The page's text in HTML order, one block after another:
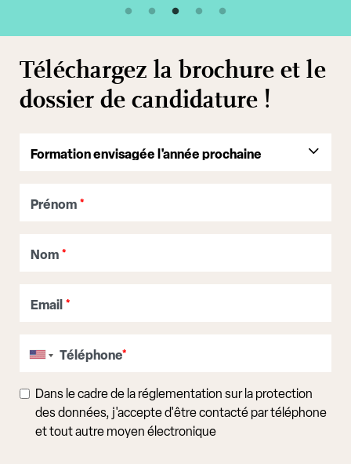
Téléchargez la brochure et le
dossier de candidature !
Prénom *
Nom *
Email *
Téléphone*
Dans le cadre de la réglementation sur la protection
des données, j'accepte d'être contacté par téléphone
et tout autre moyen électronique